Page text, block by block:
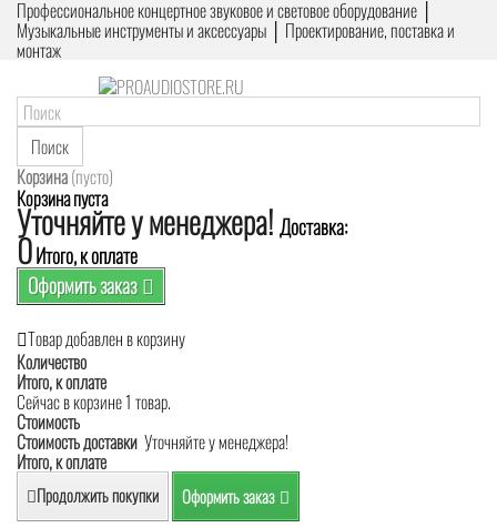
Профессиональное концертное звуковое и световое оборудование │
Музыкальные инструменты и аксессуары │ Проектирование, поставка и
монтаж
Поиск
Корзина(пусто)
Корзина пуста
Уточняйте у менеджера! Доставка:
0Итого, к оплате
Оформить заказ
Товар добавлен в корзину
Количество
Итого, к оплате
Сейчас в корзине 1 товар.
Стоимость
Стоимость доставки Уточняйте у менеджера!
Итого, к оплате
Продолжить покупки Оформить заказ